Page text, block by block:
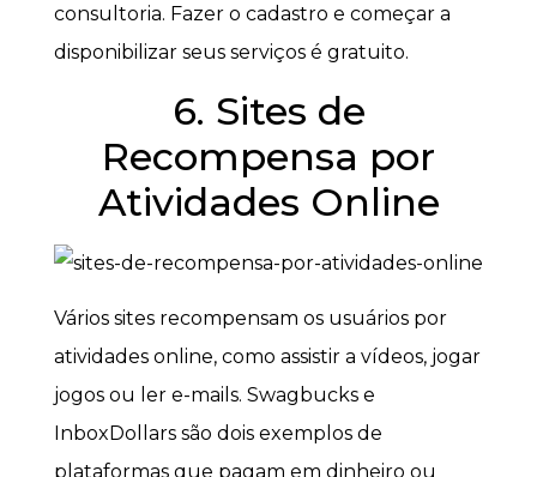
consultoria. Fazer o cadastro e começar a
disponibilizar seus serviços é gratuito.
6. Sites de
Recompensa por
Atividades Online
Vários sites recompensam os usuários por
atividades online, como assistir a vídeos, jogar
jogos ou ler e-mails. Swagbucks e
InboxDollars são dois exemplos de
plataformas que pagam em dinheiro ou